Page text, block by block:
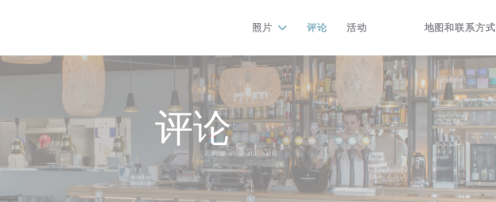
照片 评论 活动
((在新窗口中打开))
((在新窗口中打开))
地图和联系方式
评论